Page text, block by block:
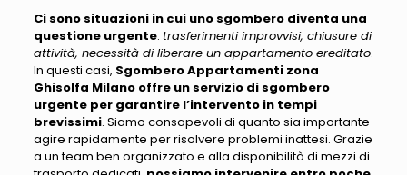
Ci sono situazioni in cui uno sgombero diventa una
questione urgente: trasferimenti improvvisi, chiusure di
attività, necessità di liberare un appartamento ereditato.
In questi casi, Sgombero Appartamenti zona
Ghisolfa Milano offre un servizio di sgombero
urgente per garantire l’intervento in tempi
brevissimi. Siamo consapevoli di quanto sia importante
agire rapidamente per risolvere problemi inattesi. Grazie
a un team ben organizzato e alla disponibilità di mezzi di